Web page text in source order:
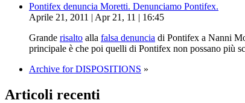
Pontifex denuncia Moretti. Denunciamo Pontifex.
Aprile 21, 2011 | Apr 21, 11 | 16:45
Grande risalto alla falsa denuncia di Pontifex a Nanni
principale è che poi quelli di Pontifex non possano più
Archive for DISPOSITIONS »
Articoli recenti